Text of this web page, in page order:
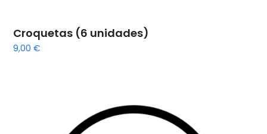
Croquetas (6 unidades)
9,00€